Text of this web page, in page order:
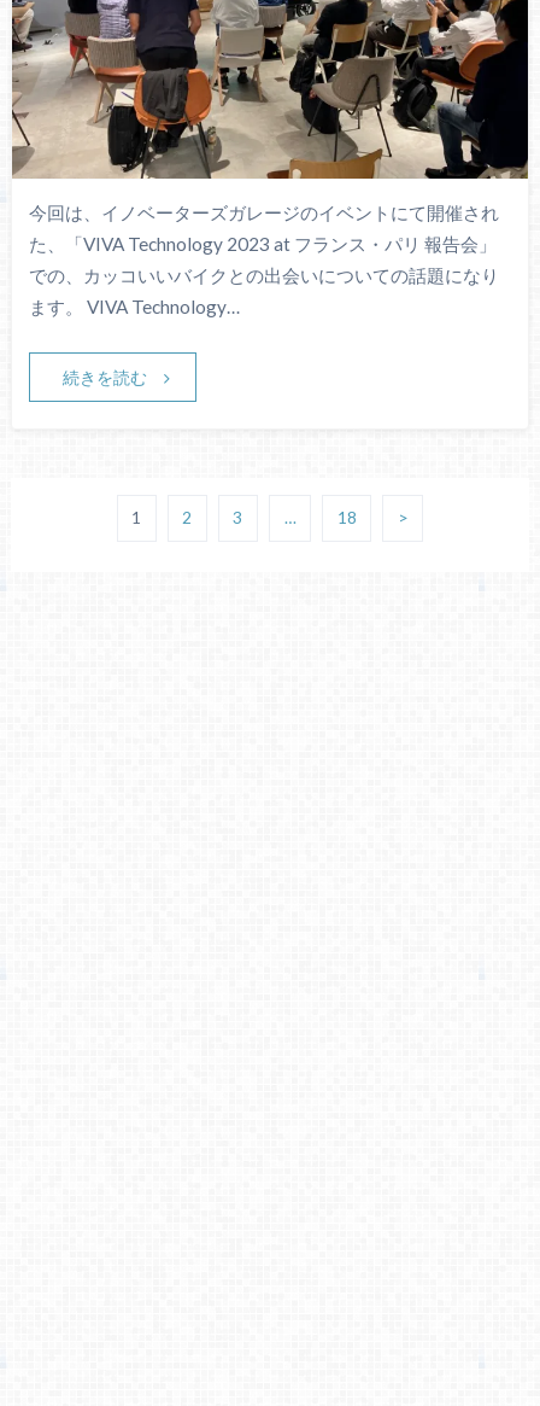
今回は、イノベーターズガレージのイベントにて開催され
た、「VIVA Technology 2023 at フランス・パリ 報告会」
での、カッコいいバイクとの出会いについての話題になり
ます。 VIVA Technology…
続きを読む
1 2 3 … 18 >